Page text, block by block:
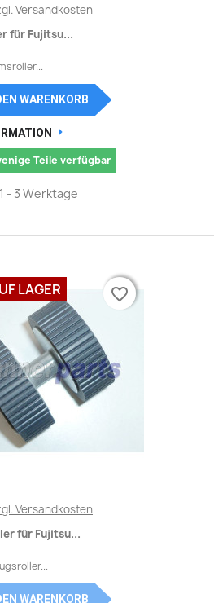
Versandkosten
für Fujitsu...
WARENKORB
Teile verfügbar
- 3 Werktage
Versandkosten
für Fujitsu...
favorite_border
WARENKORB
LAGER favorite_border